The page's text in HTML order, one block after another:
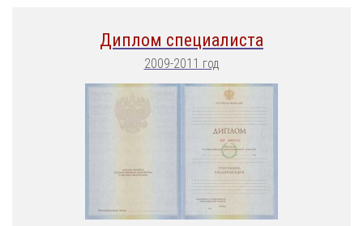
Диплом специалиста
2009-2011 год